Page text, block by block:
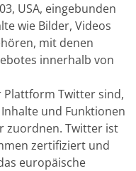
USA, eingebunden
wie Bilder, Videos
mit denen
innerhalb von
Twitter sind,
und Funktionen
zuordnen. Twitter ist
zertifiziert und
europäische